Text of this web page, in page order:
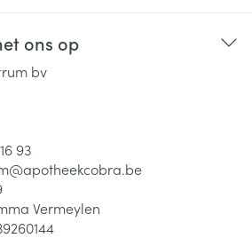
ons op
bv
93
apotheekcobra.be
Vermeylen